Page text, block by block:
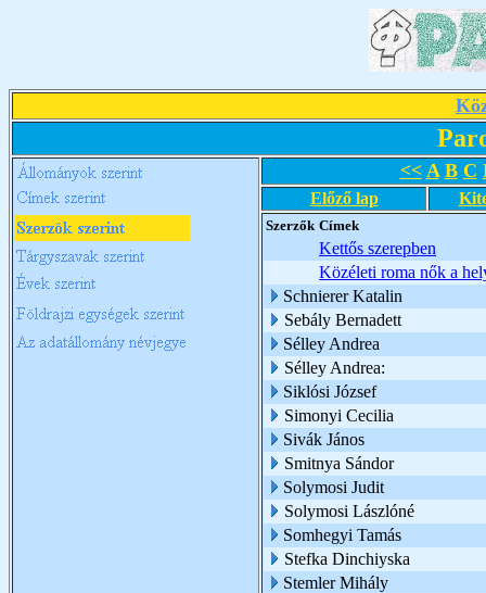
<< A B C
Előző lap
Szerzők Címek
Kettős szerepben
Közéleti roma nők a
Schnierer Katalin
Sebály Bernadett
Sélley Andrea
Sélley Andrea:
Siklósi József
Simonyi Cecilia
Sivák János
Smitnya Sándor
Solymosi Judit
Solymosi Lászlóné
Somhegyi Tamás
Stefka Dinchiyska
Stemler Mihály